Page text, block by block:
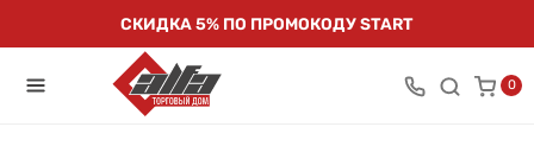
СКИДКА 5% ПО ПРОМОКОДУ START
0